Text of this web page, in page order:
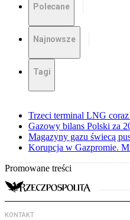
Polecane
Najnowsze
Tagi
Trzeci terminal LNG
Gazowy bilans Polski za
Magazyny gazu świecą
Korupcja w Gazpromie.
Promowane treści
KONTAKT